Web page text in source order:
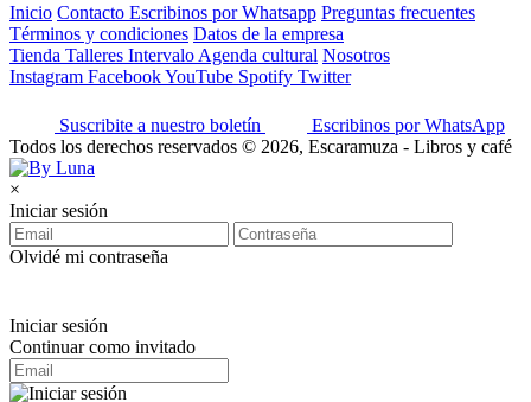
Inicio Contacto Escribinos por Whatsapp Preguntas frecuentes
Términos y condiciones Datos de la empresa
Tienda Talleres Intervalo Agenda cultural Nosotros
Instagram FacebookYouTube Spotify Twitter
Suscribite a nuestro boletín
Escribinos por WhatsApp
Todos los derechos reservados © 2026, Escaramuza - Libros y café
×
Iniciar sesión
Olvidé mi contraseña
Iniciar sesión
Continuar como invitado